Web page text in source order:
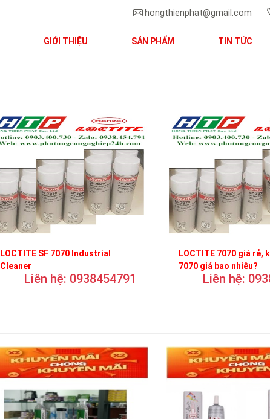
hongthienphat@gmail.com
GIỚI THIỆU SẢN PHẨM TIN TỨC
LOCTITE SF 7070 Industrial
Cleaner
Liên hệ: 0938454791
LOCTITE 7070 giá rẻ,
7070 giá bao nhiêu?
Liên hệ: